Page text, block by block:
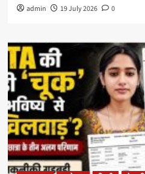
admin 19 July 2026 0